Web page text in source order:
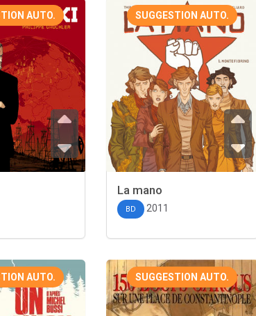
AUTO. SUGGESTION AUTO.
La mano
BD 2011
AUTO. SUGGESTION AUTO.